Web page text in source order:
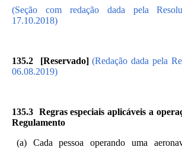
(Seção com redação dada pela
17.10.2018)
135.2 [Reservado] (Redação dada pela
06.08.2019)
135.3 Regras especiais aplicáveis a
Regulamento
(a) Cada pessoa operando uma